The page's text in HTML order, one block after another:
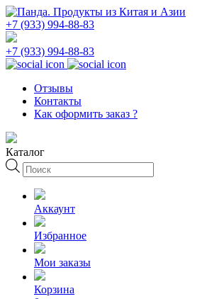
+7 (933) 994-88-83
+7 (933) 994-88-83
Отзывы
Контакты
Как оформить заказ ?
Каталог
Поиск
товаров
Аккаунт
Избранное
Мои заказы
Корзина